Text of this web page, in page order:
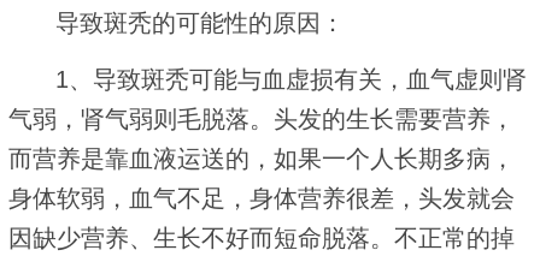
导致斑秃的可能性的原因：
1、导致斑秃可能与血虚损有关，血气虚则肾
气弱，肾气弱则毛脱落。头发的生长需要营养，
而营养是靠血液运送的，如果一个人长期多病，
身体软弱，血气不足，身体营养很差，头发就会
因缺少营养、生长不好而短命脱落。不正常的掉